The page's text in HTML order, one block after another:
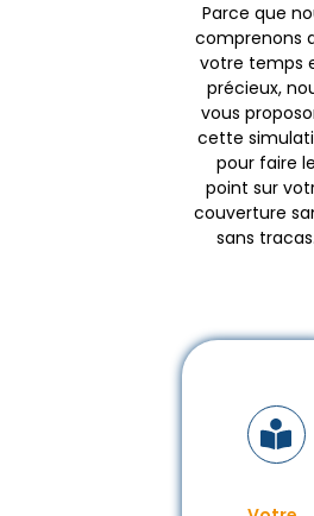
Parce que
comprenons
votre temps
précieux,
vous
cette
pour faire le
point sur
couverture
sans tracas.